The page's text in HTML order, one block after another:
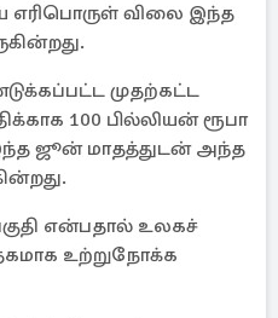
விலை இந்த
முதற்கட்ட
100 பில்லியன் ரூபா
ஜூன் மாதத்துடன் அந்த
என்பதால் உலகச்
உற்றுநோக்க